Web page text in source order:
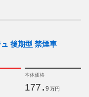
後期型 禁煙車
本体価格
177. 9 万円